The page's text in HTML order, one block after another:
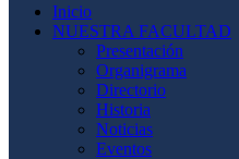
Inicio
NUESTRA FACULTAD
Presentación
Organigrama
Directorio
Historia
Noticias
Eventos